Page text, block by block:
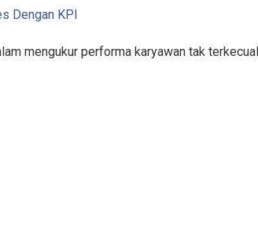
Dengan KPI
mengukur performa karyawan tak